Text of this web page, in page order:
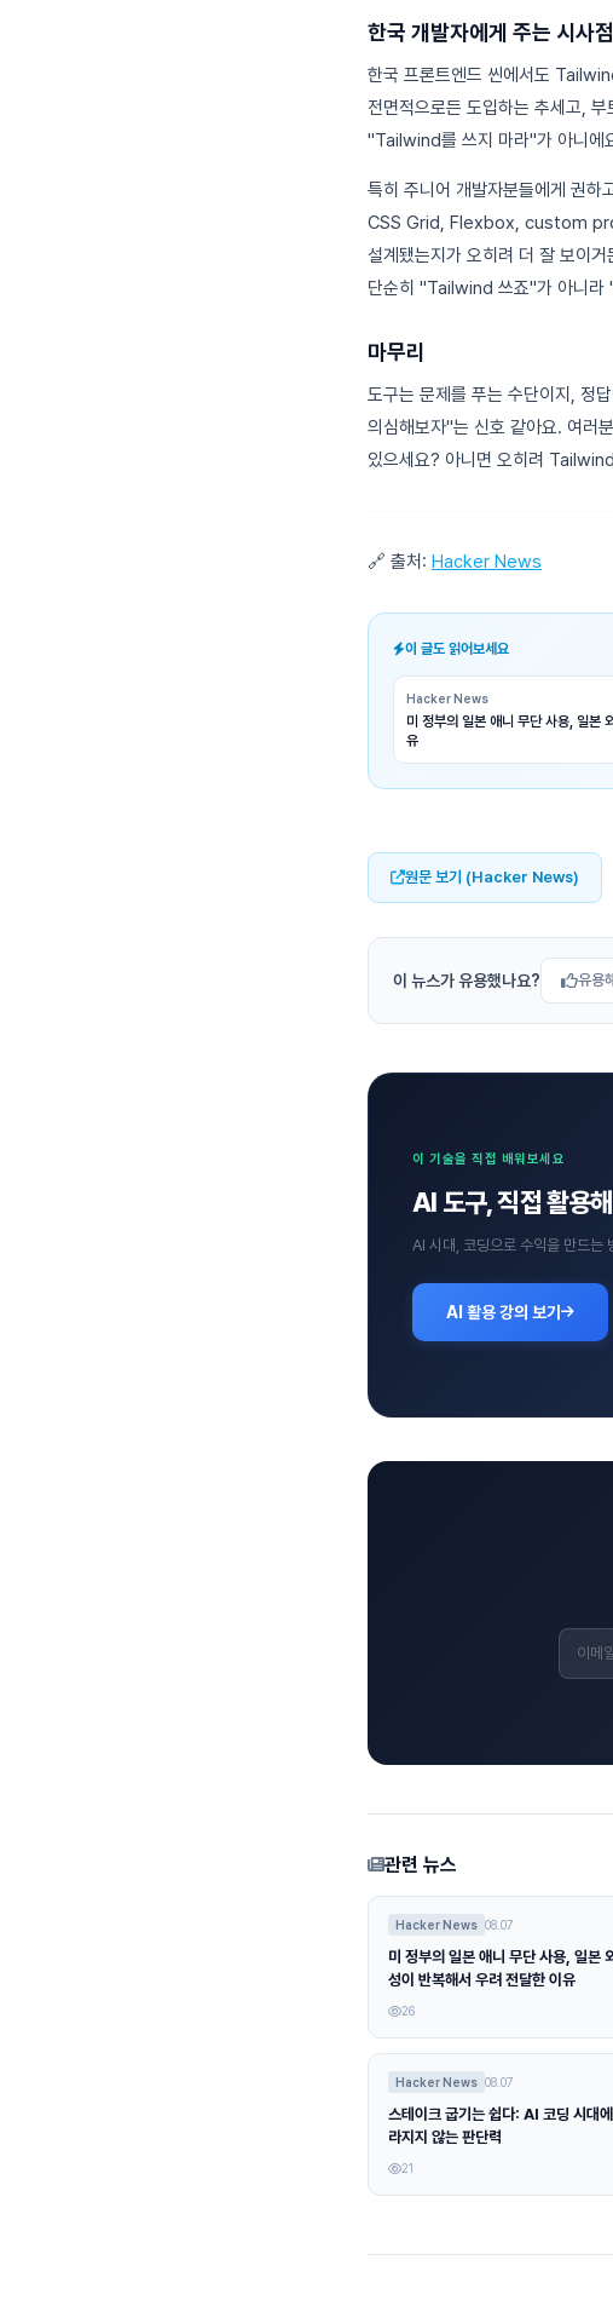
한국 개발자에게 주는 시사점
한국 프론트엔드 씬에서도
전면적으로든 도입하는 추세고,
"Tailwind를 쓰지 마라"가 아니에
특히 주니어 개발자분들에게 권
CSS Grid, Flexbox, custom
설계됐는지가 오히려 더 잘 보이
단순히 "Tailwind 쓰죠"가 아니라
마무리
도구는 문제를 푸는 수단이지, 정
의심해보자"는 신호 같아요. 여러
있으세요? 아니면 오히려
🔗 출처: Hacker News
이 글도 읽어보세요
Hacker News
미 정부의 일본 애니 무단 사용, 일본
유
원문 보기 (Hacker News)
이 뉴스가 유용했나요? 유용
이 기술을 직접 배워보세요
AI 도구, 직접 활용
AI 시대, 코딩으로 수익을 만드는
AI 활용 강의 보기
관련 뉴스
Hacker News 08.07
미 정부의 일본 애니 무단 사용, 일본
성이 반복해서 우려 전달한 이유
26
Hacker News 08.07
스테이크 굽기는 쉽다: AI 코딩 시대
라지지 않는 판단력
21